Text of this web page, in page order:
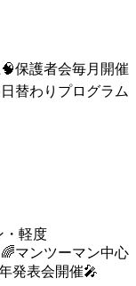
保護者会毎月開催
日替わりプログラム
・軽度
マンツーマン中心
発表会開催🎤